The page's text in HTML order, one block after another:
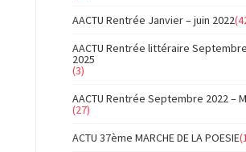
AACTU Rentrée Janvier – juin 2022
AACTU Rentrée littéraire
2025
(3)
AACTU Rentrée Septembre 2022 –
(27)
ACTU 37ème MARCHE DE LA POESIE